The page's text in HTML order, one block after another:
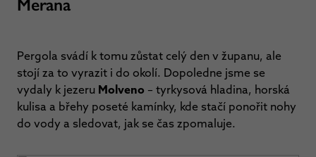
Pergola svádí k tomu zůstat celý den v županu, ale
stojí za to vyrazit i do okolí. Dopoledne jsme se
vydaly k jezeru Molveno – tyrkysová hladina, horská
kulisa a břehy poseté kamínky, kde stačí ponořit nohy
do vody a sledovat, jak se čas zpomaluje.